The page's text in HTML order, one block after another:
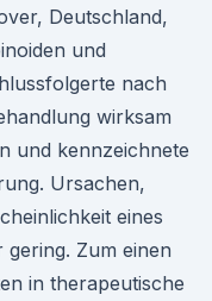
Deutschland,
und
nach
wirksam
und kennzeichnete
Ursachen,
eines
Zum einen
in therapeutische